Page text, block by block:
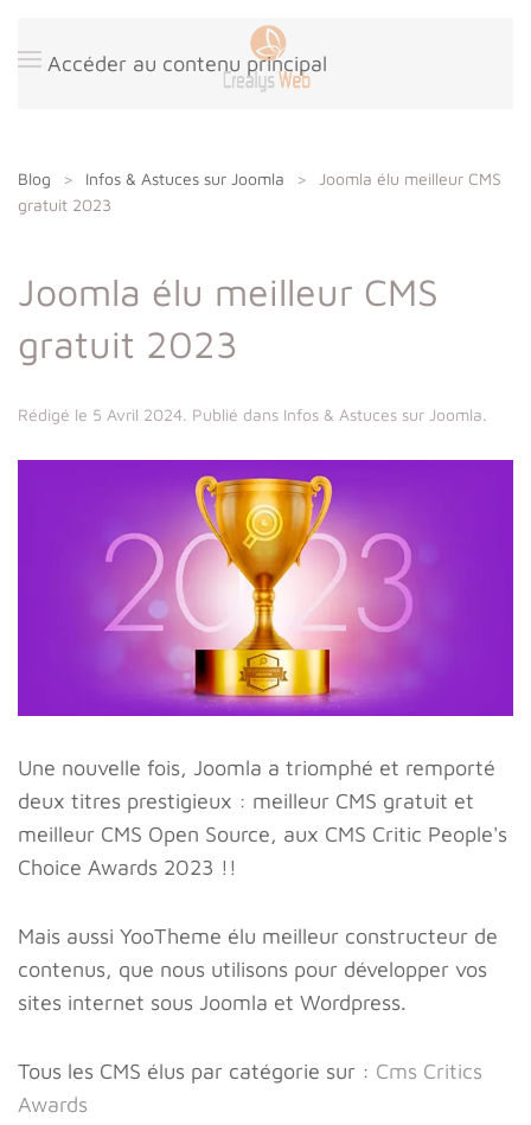
Accéder au contenu principal
Blog Infos & Astuces sur Joomla
Joomla élu meilleur CMS
gratuit 2023
Joomla élu meilleur CMS
gratuit 2023
Rédigé le 5 Avril 2024. Publié dans Infos & Astuces sur Joomla.
Une nouvelle fois, Joomla a triomphé et remporté
deux titres prestigieux : meilleur CMS gratuit et
meilleur CMS Open Source, aux CMS Critic People's
Choice Awards 2023 !!
Mais aussi YooTheme élu meilleur constructeur de
contenus, que nous utilisons pour développer vos
sites internet sous Joomla et Wordpress.
Tous les CMS élus par catégorie sur : Cms Critics
Awards